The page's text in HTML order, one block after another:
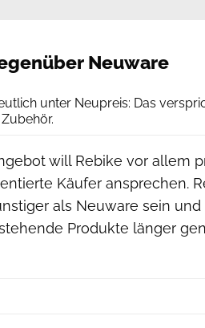
Neuware
unter Neupreis: Das
will Rebike vor allem
Käufer ansprechen.
als Neuware sein
Produkte länger